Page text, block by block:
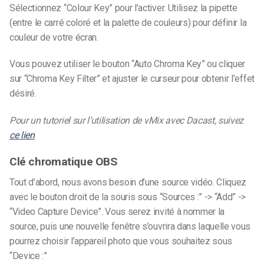
Sélectionnez “Colour Key” pour l’activer. Utilisez la pipette
(entre le carré coloré et la palette de couleurs) pour définir la
couleur de votre écran.
Vous pouvez utiliser le bouton “Auto Chroma Key” ou cliquer
sur “Chroma Key Filter” et ajuster le curseur pour obtenir l’effet
désiré.
Pour un tutoriel sur l’utilisation de vMix avec Dacast, suivez
ce lien
Clé chromatique OBS
Tout d’abord, nous avons besoin d’une source vidéo. Cliquez
avec le bouton droit de la souris sous “Sources :” -> “Add” ->
“Video Capture Device”. Vous serez invité à nommer la
source, puis une nouvelle fenêtre s’ouvrira dans laquelle vous
pourrez choisir l’appareil photo que vous souhaitez sous
“Device :”